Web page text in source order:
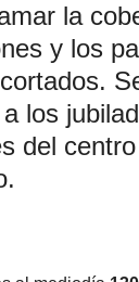
la
y los
los
del centro